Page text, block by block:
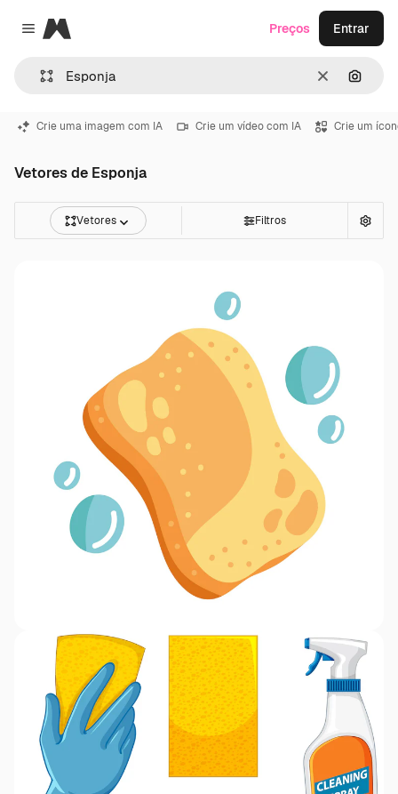
Close menu
Magnific
Limpar
Preços Entrar
Crie uma imagem com IA Crie um vídeo com IA Crie um
Vetores de Esponja
Vetores Filtros